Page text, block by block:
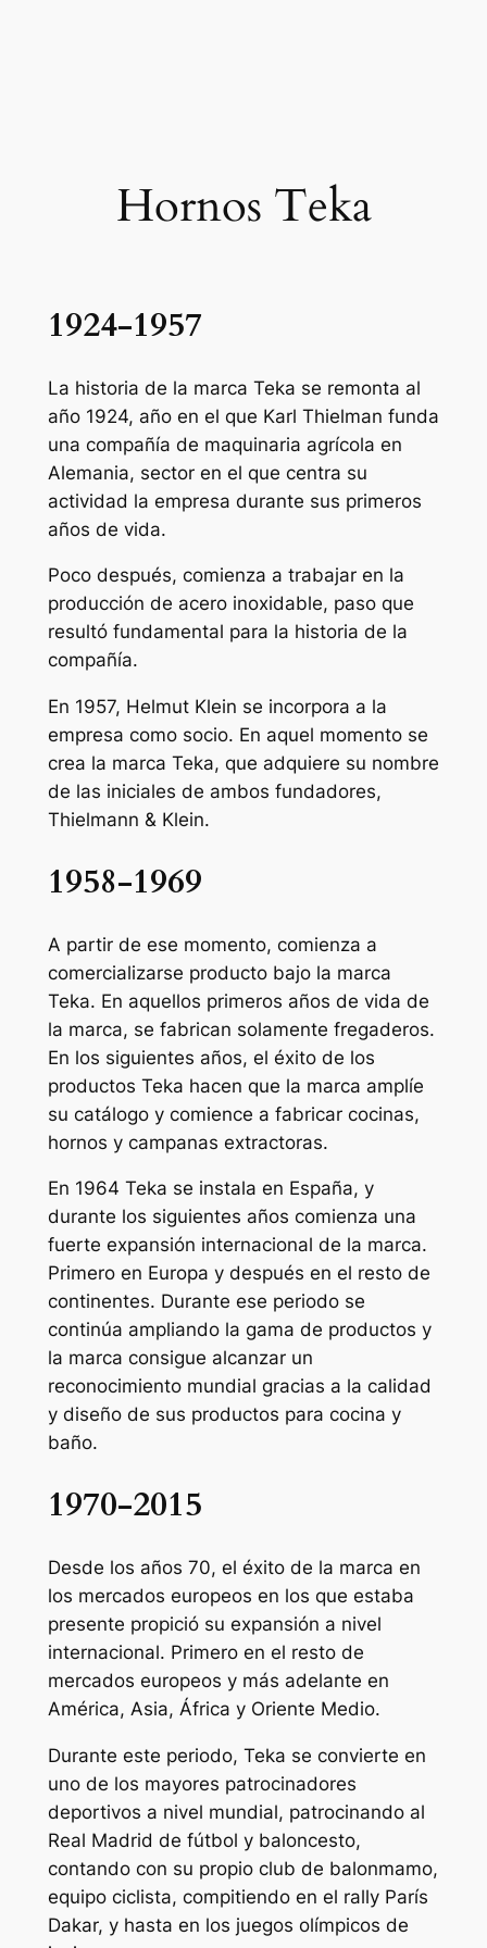
Hornos Teka
1924-1957
La historia de la marca Teka se remonta al
año 1924, año en el que Karl Thielman funda
una compañía de maquinaria agrícola en
Alemania, sector en el que centra su
actividad la empresa durante sus primeros
años de vida.
Poco después, comienza a trabajar en la
producción de acero inoxidable, paso que
resultó fundamental para la historia de la
compañía.
En 1957, Helmut Klein se incorpora a la
empresa como socio. En aquel momento se
crea la marca Teka, que adquiere su nombre
de las iniciales de ambos fundadores,
Thielmann & Klein.
1958-1969
A partir de ese momento, comienza a
comercializarse producto bajo la marca
Teka. En aquellos primeros años de vida de
la marca, se fabrican solamente fregaderos.
En los siguientes años, el éxito de los
productos Teka hacen que la marca amplíe
su catálogo y comience a fabricar cocinas,
hornos y campanas extractoras.
En 1964 Teka se instala en España, y
durante los siguientes años comienza una
fuerte expansión internacional de la marca.
Primero en Europa y después en el resto de
continentes. Durante ese periodo se
continúa ampliando la gama de productos y
la marca consigue alcanzar un
reconocimiento mundial gracias a la calidad
y diseño de sus productos para cocina y
baño.
1970-2015
Desde los años 70, el éxito de la marca en
los mercados europeos en los que estaba
presente propició su expansión a nivel
internacional. Primero en el resto de
mercados europeos y más adelante en
América, Asia, África y Oriente Medio.
Durante este periodo, Teka se convierte en
uno de los mayores patrocinadores
deportivos a nivel mundial, patrocinando al
Real Madrid de fútbol y baloncesto,
contando con su propio club de balonmamo,
equipo ciclista, compitiendo en el rally París
Dakar, y hasta en los juegos olímpicos de